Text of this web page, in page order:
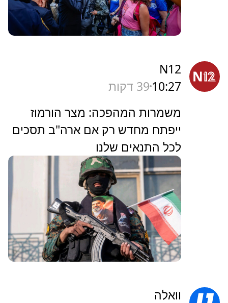
N12
10:27 39 דקות
משמרות המהפכה: מצר הורמוז
ייפתח מחדש רק אם ארה"ב תסכים
לכל התנאים שלנו
וואלה